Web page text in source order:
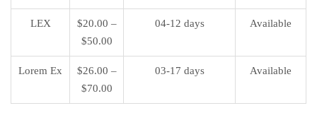
LEX
$20.00 –
$50.00
04-12 days Available
Lorem Ex
$26.00 –
$70.00
03-17 days Available